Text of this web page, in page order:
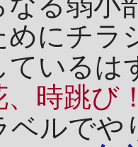
めにチラ
ているは
、時跳び
ルでや